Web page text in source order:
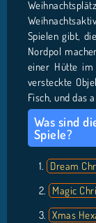
Spielen gibt,
Nordpol
einer Hütte im
versteckte
Fisch, und das
Was sind
Spiele?
Dream
Magic
Xmas